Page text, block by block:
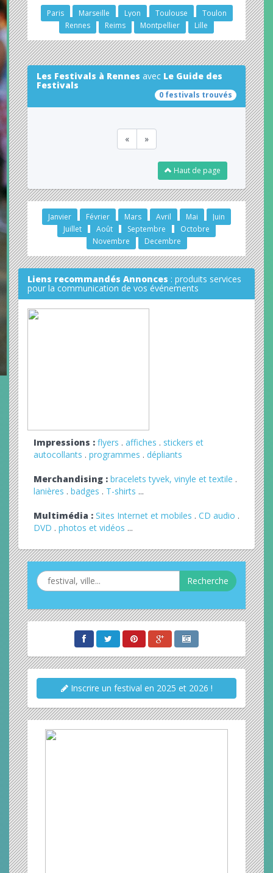
Paris Marseille Lyon Toulouse
Toulon
Rennes
Reims Montpellier Lille
Les Festivals à Rennes avec Le Guide des
Festivals
0 festivals trouvés
« »
Haut de page
Janvier Février Mars Avril Mai
Juin
Juillet
Août Septembre
Octobre
Novembre
Decembre
Liens recommandés Annonces : produits services
pour la communication de vos événements
Impressions : flyers . affiches . stickers et
autocollants . programmes . dépliants
Merchandising : bracelets tyvek, vinyle et textile .
lanières . badges . T-shirts ...
Multimédia : Sites Internet et mobiles . CD audio .
DVD . photos et vidéos ...
Recherche
Inscrire un festival en 2025 et 2026 !